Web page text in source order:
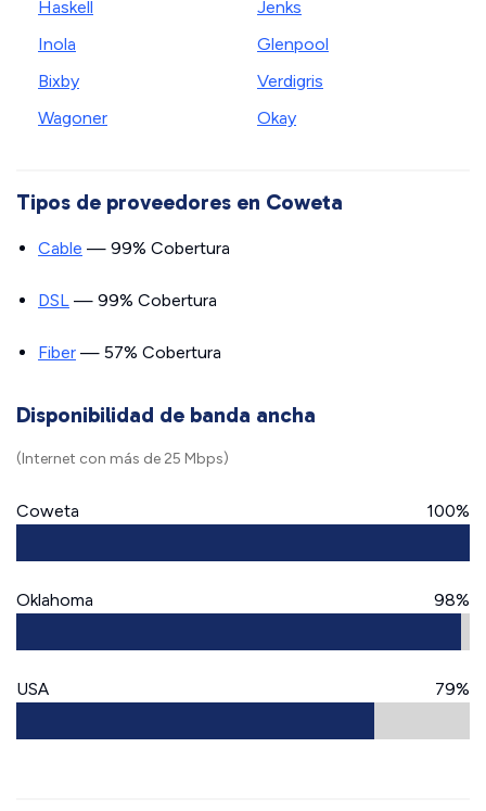
Haskell
Inola
Bixby
Wagoner
Jenks
Glenpool
Verdigris
Okay
Tipos de proveedores en Coweta
Cable — 99% Cobertura
DSL — 99% Cobertura
Fiber — 57% Cobertura
Disponibilidad de banda ancha
(Internet con más de 25 Mbps)
Coweta 100%
Oklahoma 98%
USA 79%